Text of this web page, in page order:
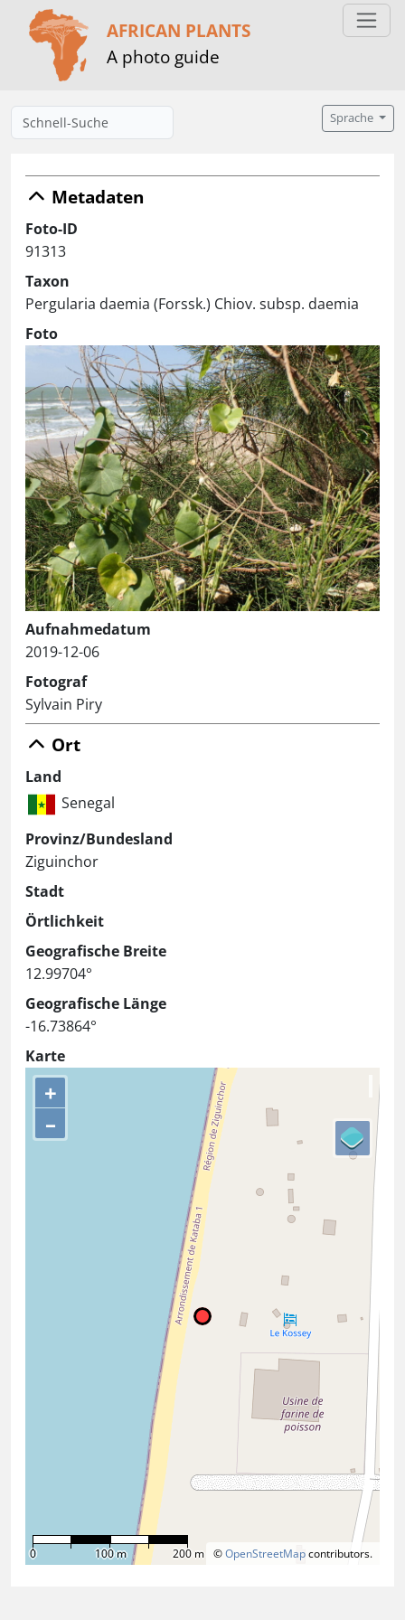
AFRICAN PLANTS
A photo guide
Sprache
Metadaten
Foto-ID
91313
Taxon
Pergularia daemia (Forssk.) Chiov. subsp. daemia
Foto
Aufnahmedatum
2019-12-06
Fotograf
Sylvain Piry
Ort
Land
Senegal
Provinz/Bundesland
Ziguinchor
Stadt
Örtlichkeit
Geografische Breite
12.99704°
Geografische Länge
-16.73864°
Karte
+
–
©OpenStreetMapcontributors.
0 100 m 200 m